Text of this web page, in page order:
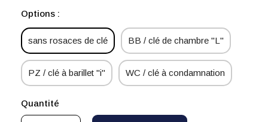
Options :
sans rosaces de clé BB / clé de chambre "L"
PZ / clé à barillet "i" WC / clé à condamnation
Quantité